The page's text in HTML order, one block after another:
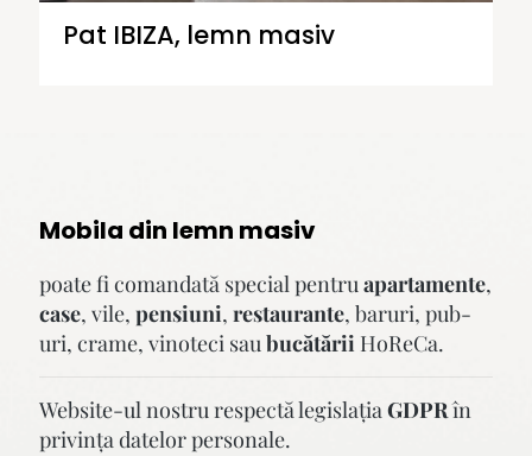
Pat IBIZA, lemn masiv
Mobila din lemn masiv
poate fi comandată special pentruapartamente,
case, vile, pensiuni, restaurante, baruri, pub-
uri, crame, vinoteci saubucătării HoReCa.
Website-ul nostru respectă legislaţiaGDPRîn
privinţa datelor personale.